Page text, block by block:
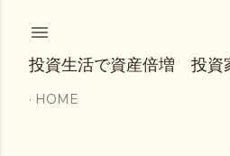
投資生活で資産倍増 投資
HOME